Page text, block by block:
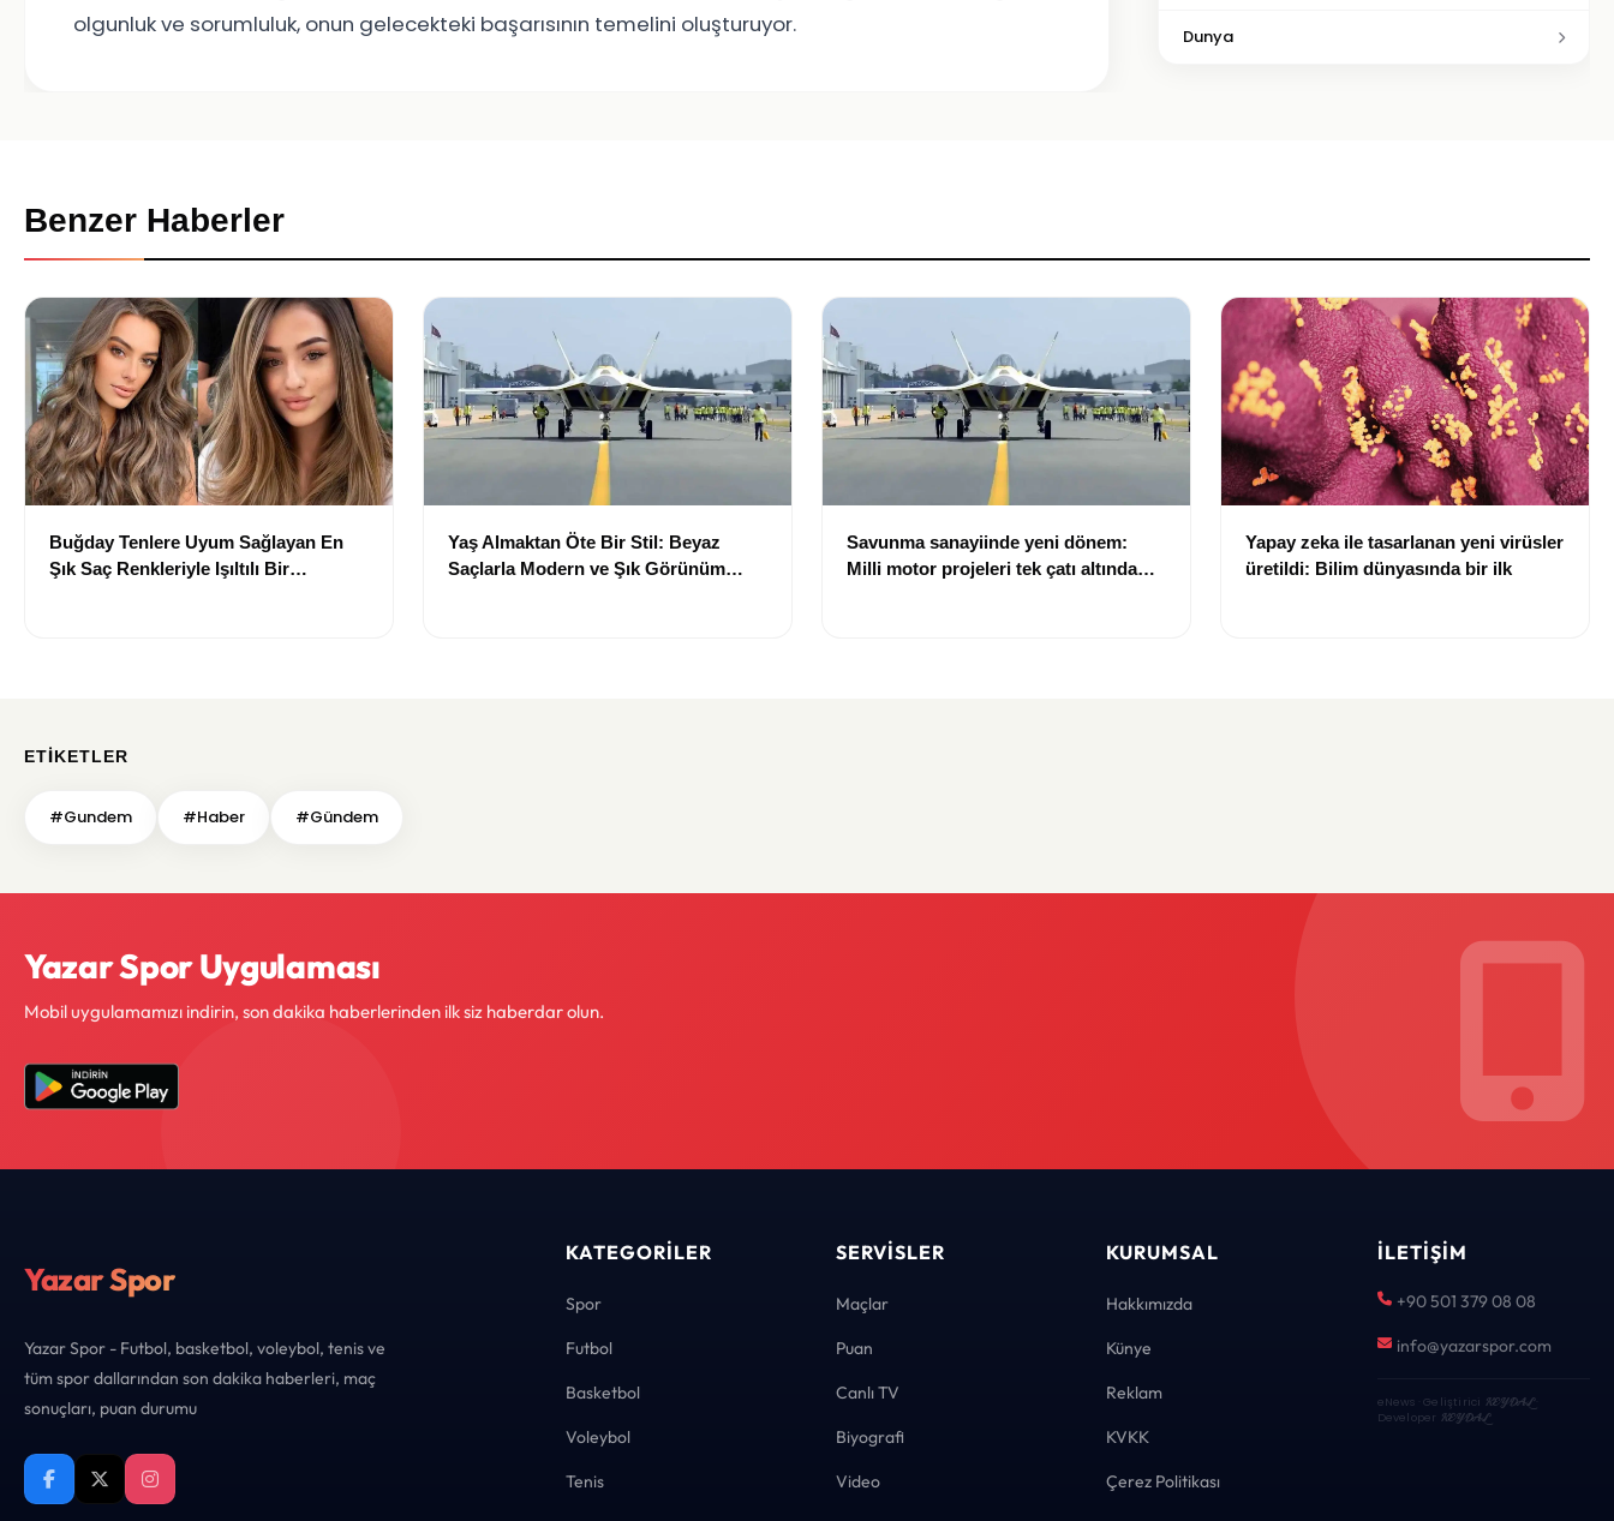
olgunluk ve sorumluluk, onun gelecekteki başarısının temelini oluşturuyor.
Dunya
Benzer Haberler
Buğday Tenlere Uyum Sağlayan En
Şık Saç Renkleriyle Işıltılı Bir
Yaş Almaktan Öte Bir Stil: Beyaz
Saçlarla Modern ve Şık Görünüm
Savunma sanayiinde yeni dönem:
Milli motor projeleri tek çatı altında
Yapay zeka ile tasarlanan yeni virüsler
üretildi: Bilim dünyasında bir ilk
ETIKETLER
#Gundem #Haber #Gündem
Yazar Spor Uygulaması
Mobil uygulamamızı indirin, son dakika haberlerinden ilk siz haberdar olun.
Yazar Spor
Yazar Spor - Futbol, basketbol, voleybol, tenis ve
tüm spor dallarından son dakika haberleri, maç
sonuçları, puan durumu
KATEGORILER
Spor
Futbol
Basketbol
Voleybol
Tenis
SERVISLER
Maçlar
Puan
Canlı TV
Biyografi
Video
KURUMSAL
Hakkımızda
Künye
Reklam
KVKK
Çerez Politikası
İLETIŞIM
+90 501 379 08 08
info@yazarspor.com
eNews · Geliştirici KEYDAL·
Developer KEYDAL